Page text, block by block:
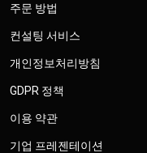
주문 방법
컨설팅 서비스
개인정보처리방침
GDPR 정책
이용 약관
기업 프레젠테이션